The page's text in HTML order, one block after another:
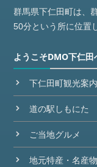
群馬県下仁田町は、
50分という所に位置
ようこそDMO下仁田
下仁田町観光案
道の駅しもにた
ご当地グルメ
地元特産・名産物